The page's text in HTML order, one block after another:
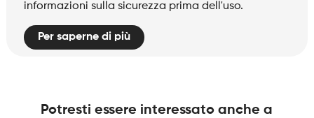
informazioni sulla sicurezza prima dell'uso.
Per saperne di più
Potresti essere interessato anche a